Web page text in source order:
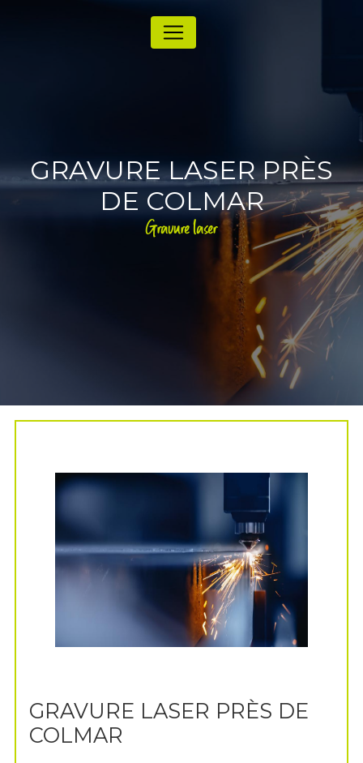
GRAVURE LASER PRÈS
DE COLMAR
Gravure laser
GRAVURE LASER PRÈS DE
COLMAR